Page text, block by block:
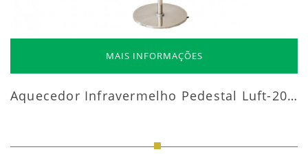
MAIS INFORMAÇÕES
Aquecedor Infravermelho Pedestal Luft-20000